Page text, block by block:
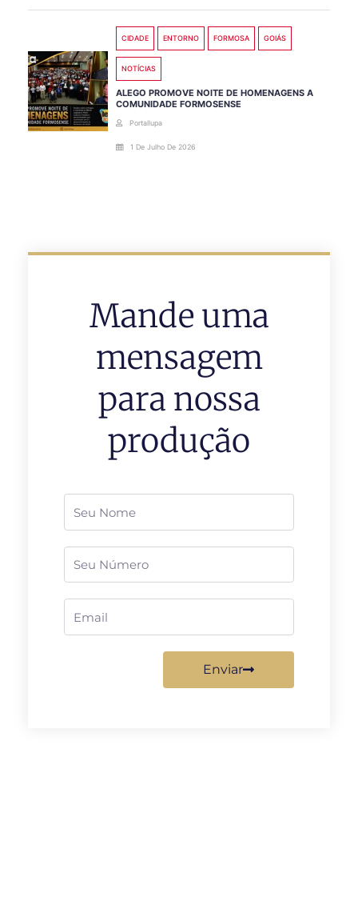
CIDADE ENTORNO FORMOSA GOIÁS
NOTÍCIAS
ALEGO PROMOVE NOITE DE HOMENAGENS A
COMUNIDADE FORMOSENSE
Portallupa
1 De Julho De 2026
Mande uma
mensagem
para nossa
produção
Enviar